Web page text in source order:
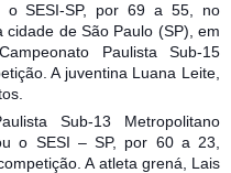
o SESI-SP, por 69 a 55, no
cidade de São Paulo (SP), em
Paulista Sub-15
A juventina Luana Leite,
Sub-13 Metropolitano
o SESI – SP, por 60 a 23,
A atleta grená, Lais